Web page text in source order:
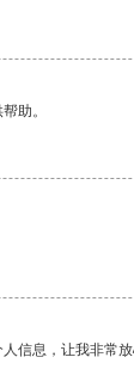
助。
信息，让我非常